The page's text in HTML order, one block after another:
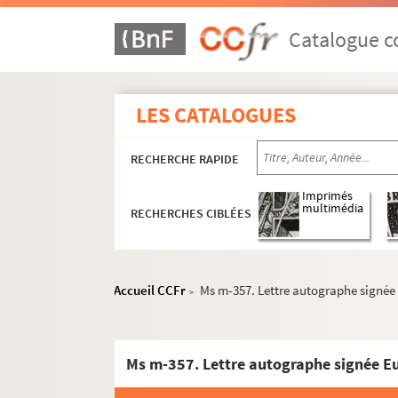
Catalogue
LES CATALOGUES
RECHERCHE RAPIDE
RECHERCHES CIBLÉES
Imprimés
multimédia
Accueil CCFr > Ms m-357. Lettre autographe
Ms m-357. Lettre autographe signée